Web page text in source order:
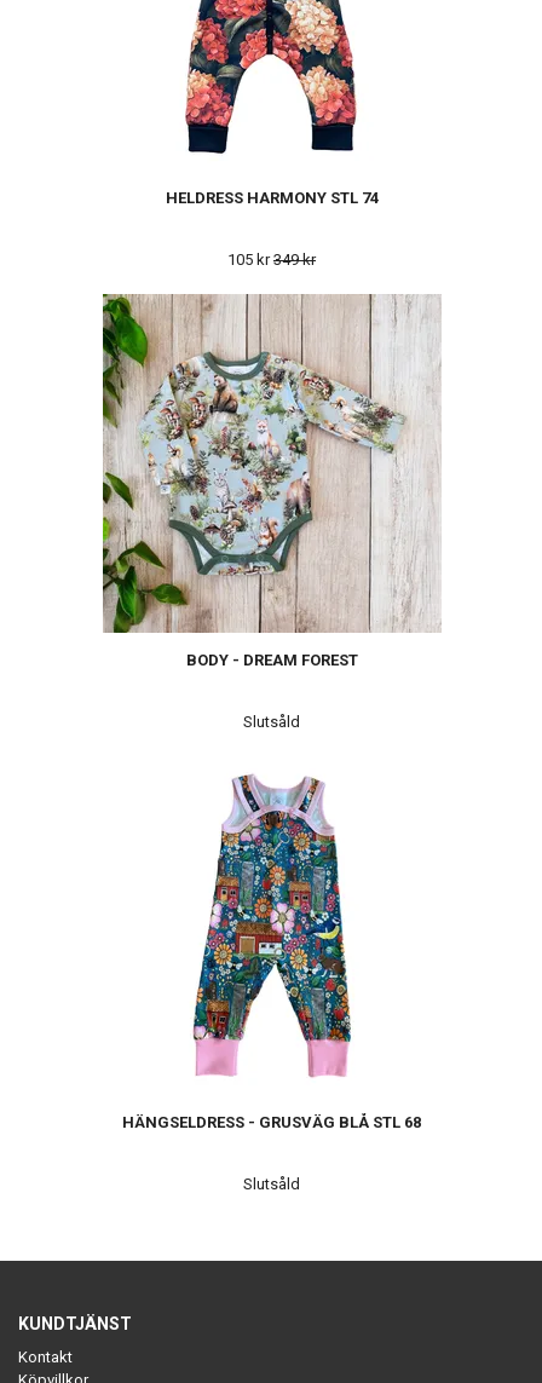
HELDRESS HARMONY STL 74
105 kr349 kr
BODY - DREAM FOREST
Slutsåld
HÄNGSELDRESS - GRUSVÄG BLÅ STL 68
Slutsåld
KUNDTJÄNST
Kontakt